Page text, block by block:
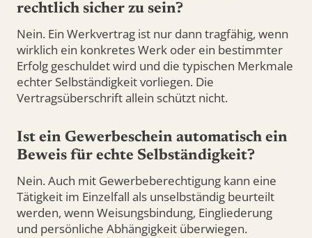
rechtlich sicher zu sein?
Nein. Ein Werkvertrag ist nur dann tragfähig, wenn
wirklich ein konkretes Werk oder ein bestimmter
Erfolg geschuldet wird und die typischen Merkmale
echter Selbständigkeit vorliegen. Die
Vertragsüberschrift allein schützt nicht.
Ist ein Gewerbeschein automatisch ein
Beweis für echte Selbständigkeit?
Nein. Auch mit Gewerbeberechtigung kann eine
Tätigkeit im Einzelfall als unselbständig beurteilt
werden, wenn Weisungsbindung, Eingliederung
und persönliche Abhängigkeit überwiegen.